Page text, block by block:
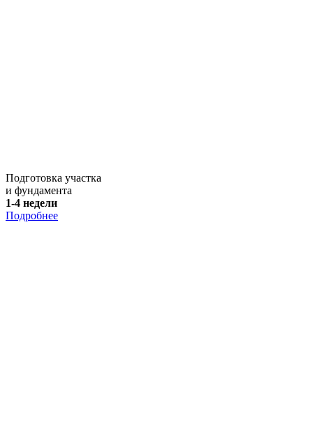
Подготовка участка
и фундамента
1-4 недели
Подробнее